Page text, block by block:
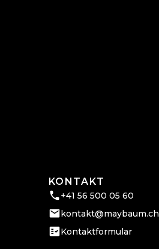
KONTAKT
+41 56 500 05 60
kontakt@maybaum.ch
Kontaktformular